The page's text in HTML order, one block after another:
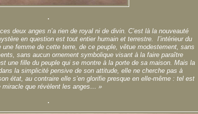
.
deux anges n’a rien de royal ni de divin. C’est là la nouveauté
en question est tout entier humain et terrestre. l’intérieur du
une femme de cette terre, de ce peuple, vêtue modestement, sans
sans aucun ornement symbolique visant à la faire paraître
une fille du peuple qui se montre à la porte de sa maison. Mais la
la simplicité pensive de son attitude, elle ne cherche pas à
état, au contraire elle s’en glorifie presque en elle-même : tel est
miracle que révèlent les anges… »
.